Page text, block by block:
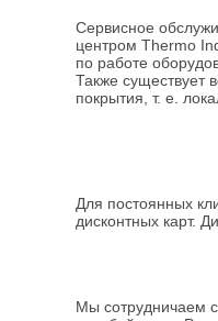
Сервисное
центром Thermo
по работе
Также существует
покрытия, т. е.
Для постоянных
дисконтных карт.
Мы сотрудничаем